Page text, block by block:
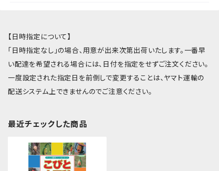
【日時指定について】
「日時指定なし」の場合、用意が出来次第出荷いたします。一番早
い配達を希望される場合には、日付を指定をせずご注文ください。
一度設定された指定日を前倒しで変更することは、ヤマト運輸の
配送システム上できませんのでご注意ください。
最近チェックした商品